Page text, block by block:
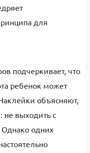
для
подчеркивает, что
ребенок может
Наклейки объясняют,
не выходить с
Однако одних